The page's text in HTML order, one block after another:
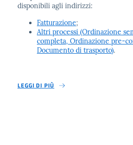
disponibili agli indirizzi:
Fatturazione;
Altri processi (Ordinazione
completa, Ordinazione pre-
Documento di trasporto).
LEGGI DI PIÙ